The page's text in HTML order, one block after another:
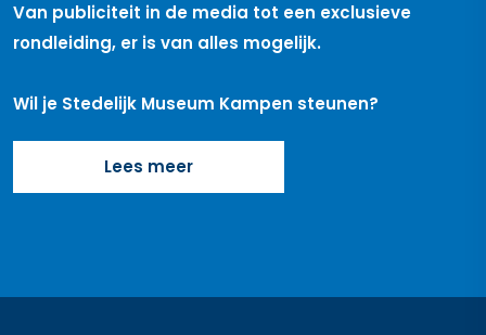
Van publiciteit in de media tot een exclusieve
rondleiding, er is van alles mogelijk.
Wil je Stedelijk Museum Kampen steunen?
Lees meer